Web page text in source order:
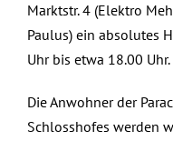
Marktstr. 4 (Elektro
Paulus) ein absolutes
Uhr bis etwa 18.00 Uhr.
Die Anwohner der
Schlosshofes werden